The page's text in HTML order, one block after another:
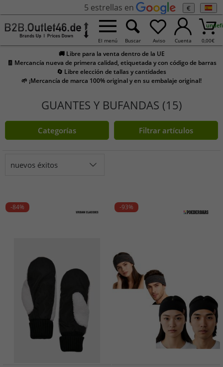
5 estrellas en €
El menú Buscar Aviso Cuenta 0,00€
🚚 Libre para la venta dentro de la UE
🧾 Mercancía nueva de primera calidad, etiquetada y con código de barras
🔄 Libre elección de tallas y cantidades
🌱 ¡Mercancía de marca 100% original y en su embalaje original!
GUANTES Y BUFANDAS (15)
Categorías Filtrar artículos
nuevos éxitos
-84% -93%